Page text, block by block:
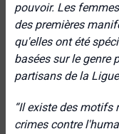
pouvoir. Les
des premières
qu'elles ont été
basées sur le genre
partisans de la
“Il existe des motifs
crimes contre